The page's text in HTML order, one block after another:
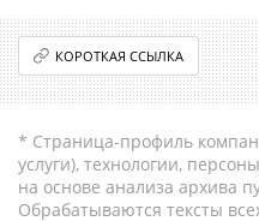
КОРОТКАЯ ССЫЛКА
* Страница-профиль
услуги), технологии,
на основе анализа архива
Обрабатываются тексты